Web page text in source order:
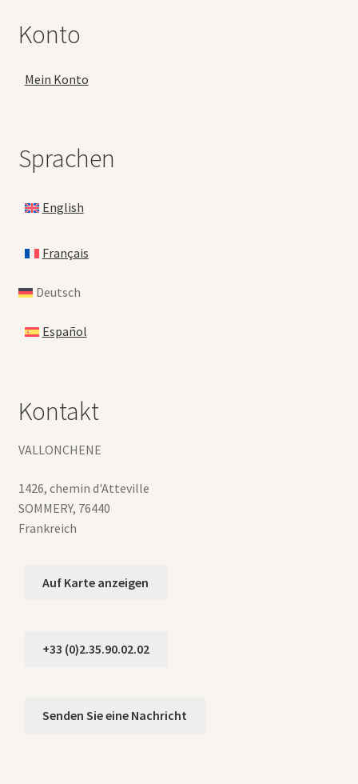
Konto
Mein Konto
Sprachen
English
Français
Deutsch
Español
Kontakt
VALLONCHENE
1426, chemin d'Atteville
SOMMERY, 76440
Frankreich
Auf Karte anzeigen
+33 (0)2.35.90.02.02
Senden Sie eine Nachricht